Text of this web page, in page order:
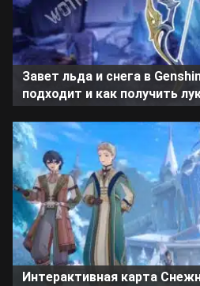
Завет льда и снега в
подходит и как получить
Интерактивная карта